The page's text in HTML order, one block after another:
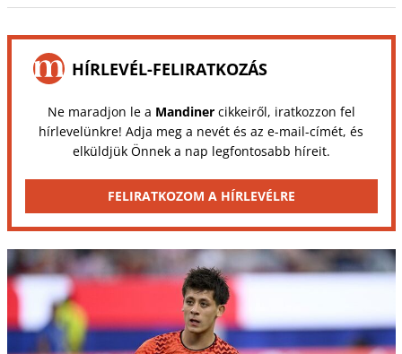
HÍRLEVÉL-FELIRATKOZÁS
Ne maradjon le a Mandinercikkeiről, iratkozzon fel
hírlevelünkre! Adja meg a nevét és az e-mail-címét, és
elküldjük Önnek a nap legfontosabb híreit.
FELIRATKOZOM A HÍRLEVÉLRE